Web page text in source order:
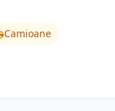
Camioane